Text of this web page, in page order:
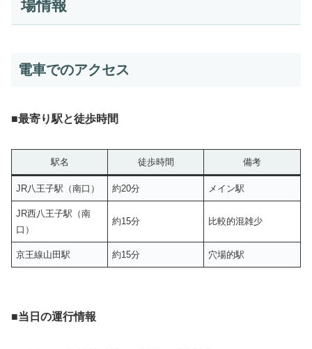
場情報
電車でのアクセス
■最寄り駅と徒歩時間
駅名 徒歩時間 備考
JR八王子駅（南口） 約20分 メイン駅
JR西八王子駅（南
口）
約15分 比較的混雑少
京王線山田駅 約15分 穴場的駅
■当日の運行情報